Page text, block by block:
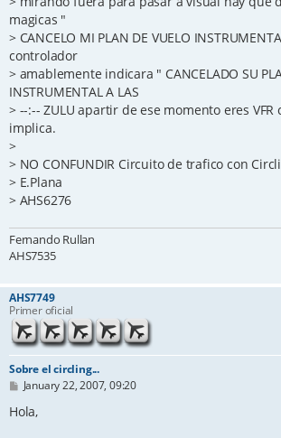
magicas "
> CANCELO MI PLAN DE VUELO
controlador
> amablemente indicara " CANCELADO SU
INSTRUMENTAL A LAS
> --:-- ZULU apartir de ese momento eres VFR
implica.
>
> NO CONFUNDIR Circuito de trafico con
> E.Plana
> AHS6276
Fernando Rullan
AHS7535
AHS7749
Primer oficial
Sobre el circling...
P
s
January 22, 2007, 09:20
Hola,